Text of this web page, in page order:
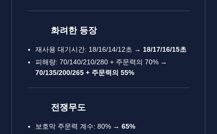
화려한 등장
재사용 대기시간: 18/16/14/12초 → 18/17/16/15초
피해량: 70/140/210/280 + 주문력의 70% →
70/135/200/265 + 주문력의 55%
전쟁무도
보호막 주문력 계수: 80% → 65%